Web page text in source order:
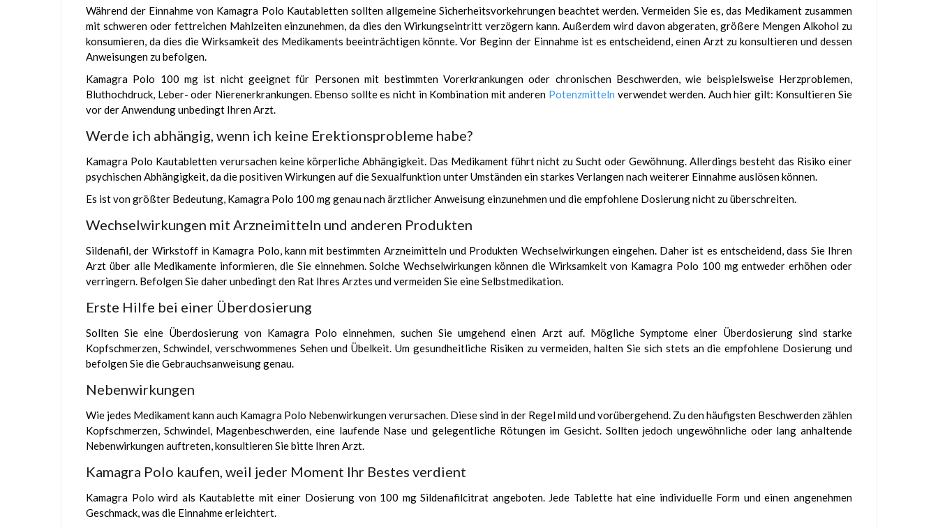
Während der Einnahme von Kamagra Polo Kautabletten sollten allgemeine Sicherheitsvorkehrungen beachtet werden. Vermeiden Sie es, das Medikament zusammen
mit schweren oder fettreichen Mahlzeiten einzunehmen, da dies den Wirkungseintritt verzögern kann. Außerdem wird davon abgeraten, größere Mengen Alkohol zu
konsumieren, da dies die Wirksamkeit des Medikaments beeinträchtigen könnte. Vor Beginn der Einnahme ist es entscheidend, einen Arzt zu konsultieren und dessen
Anweisungen zu befolgen.
Kamagra Polo 100 mg ist nicht geeignet für Personen mit bestimmten Vorerkrankungen oder chronischen Beschwerden, wie beispielsweise Herzproblemen,
Bluthochdruck, Leber- oder Nierenerkrankungen. Ebenso sollte es nicht in Kombination mit anderen Potenzmitteln verwendet werden. Auch hier gilt: Konsultieren Sie
vor der Anwendung unbedingt Ihren Arzt.
Werde ich abhängig, wenn ich keine Erektionsprobleme habe?
Kamagra Polo Kautabletten verursachen keine körperliche Abhängigkeit. Das Medikament führt nicht zu Sucht oder Gewöhnung. Allerdings besteht das Risiko einer
psychischen Abhängigkeit, da die positiven Wirkungen auf die Sexualfunktion unter Umständen ein starkes Verlangen nach weiterer Einnahme auslösen können.
Es ist von größter Bedeutung, Kamagra Polo 100 mg genau nach ärztlicher Anweisung einzunehmen und die empfohlene Dosierung nicht zu überschreiten.
Wechselwirkungen mit Arzneimitteln und anderen Produkten
Sildenafil, der Wirkstoff in Kamagra Polo, kann mit bestimmten Arzneimitteln und Produkten Wechselwirkungen eingehen. Daher ist es entscheidend, dass Sie Ihren
Arzt über alle Medikamente informieren, die Sie einnehmen. Solche Wechselwirkungen können die Wirksamkeit von Kamagra Polo 100 mg entweder erhöhen oder
verringern. Befolgen Sie daher unbedingt den Rat Ihres Arztes und vermeiden Sie eine Selbstmedikation.
Erste Hilfe bei einer Überdosierung
Sollten Sie eine Überdosierung von Kamagra Polo einnehmen, suchen Sie umgehend einen Arzt auf. Mögliche Symptome einer Überdosierung sind starke
Kopfschmerzen, Schwindel, verschwommenes Sehen und Übelkeit. Um gesundheitliche Risiken zu vermeiden, halten Sie sich stets an die empfohlene Dosierung und
befolgen Sie die Gebrauchsanweisung genau.
Nebenwirkungen
Wie jedes Medikament kann auch Kamagra Polo Nebenwirkungen verursachen. Diese sind in der Regel mild und vorübergehend. Zu den häufigsten Beschwerden zählen
Kopfschmerzen, Schwindel, Magenbeschwerden, eine laufende Nase und gelegentliche Rötungen im Gesicht. Sollten jedoch ungewöhnliche oder lang anhaltende
Nebenwirkungen auftreten, konsultieren Sie bitte Ihren Arzt.
Kamagra Polo kaufen, weil jeder Moment Ihr Bestes verdient
Kamagra Polo wird als Kautablette mit einer Dosierung von 100 mg Sildenafilcitrat angeboten. Jede Tablette hat eine individuelle Form und einen angenehmen
Geschmack, was die Einnahme erleichtert.